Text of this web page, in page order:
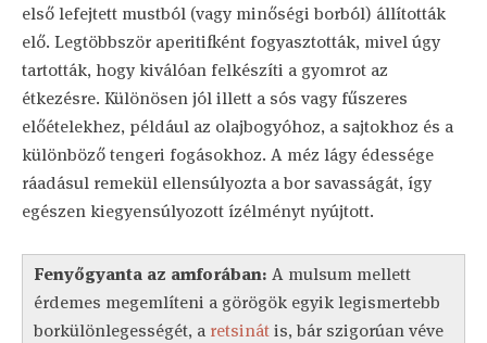
első lefejtett mustból (vagy minőségi borból) állították
elő. Legtöbbször aperitifként fogyasztották, mivel úgy
tartották, hogy kiválóan felkészíti a gyomrot az
étkezésre. Különösen jól illett a sós vagy fűszeres
előételekhez, például az olajbogyóhoz, a sajtokhoz és a
különböző tengeri fogásokhoz. A méz lágy édessége
ráadásul remekül ellensúlyozta a bor savasságát, így
egészen kiegyensúlyozott ízélményt nyújtott.
Fenyőgyanta az amforában: A mulsum mellett
érdemes megemlíteni a görögök egyik legismertebb
borkülönlegességét, a retsinátis, bár szigorúan véve